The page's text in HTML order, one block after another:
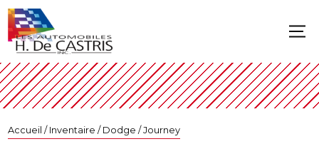
Accueil / Inventaire / Dodge / Journey